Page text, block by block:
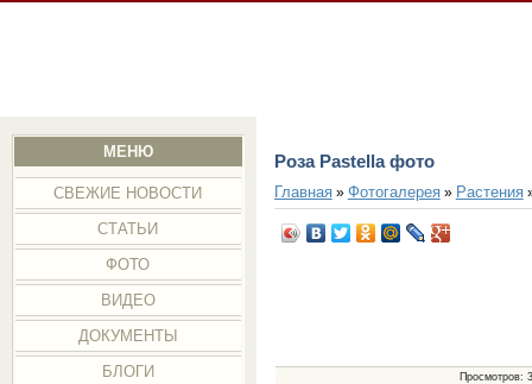
МЕНЮ
СВЕЖИЕ НОВОСТИ
СТАТЬИ
ФОТО
ВИДЕО
ДОКУМЕНТЫ
БЛОГИ
Роза Pastella фото
Главная» Фотогалерея» Растения
Просмотров: